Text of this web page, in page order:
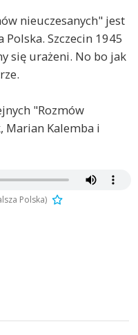
nieuczesanych" jest
Szczecin 1945
się urażeni. No bo jak
"Rozmów
Marian Kalemba i
Polska)